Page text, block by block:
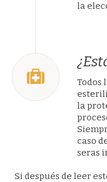
la
Todos
la
caso
seras
Si después de leer